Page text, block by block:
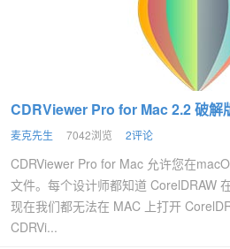
CDRViewer Pro for Mac 2.2 破解
麦克先生 7042浏览 2评论
CDRViewer Pro for Mac 允许您在
文件。每个设计师都知道 CorelDRAW
现在我们都无法在 MAC 上打开
CDRVi...